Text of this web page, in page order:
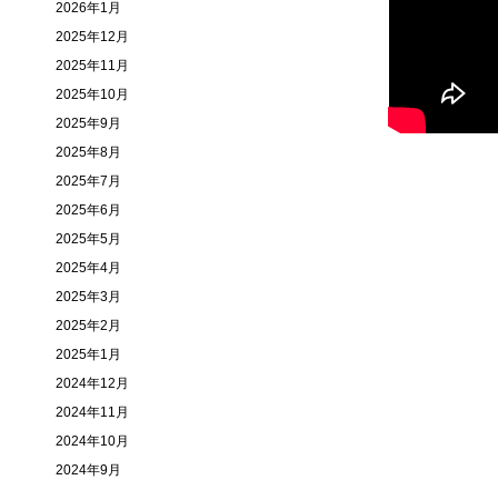
2026年1月
2025年12月
2025年11月
2025年10月
2025年9月
2025年8月
2025年7月
2025年6月
2025年5月
2025年4月
2025年3月
2025年2月
2025年1月
2024年12月
2024年11月
2024年10月
2024年9月